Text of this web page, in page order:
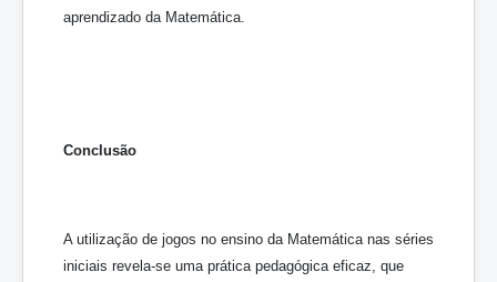
aprendizado da Matemática.
Conclusão
A utilização de jogos no ensino da Matemática nas séries
iniciais revela-se uma prática pedagógica eficaz, que